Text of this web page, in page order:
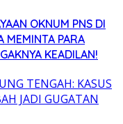
OKNUM PNS DI
MEMINTA PARA
KEADILAN!